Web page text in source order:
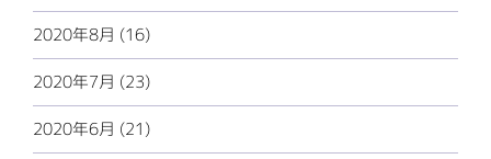
2020年8月 (16)
2020年7月 (23)
2020年6月 (21)